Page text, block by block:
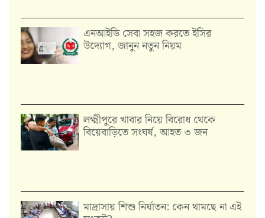
এনআইডি সেবা সহজ করতে ইসির
উদ্যোগ, জানুন নতুন নিয়ম
লক্ষ্মীপুরে খাবার নিয়ে বিরোধ থেকে
বিয়েবাড়িতে সংঘর্ষ, আহত ৩ জন
মাদ্রাসায় শিশু নির্যাতন: কেন থামছে না এই